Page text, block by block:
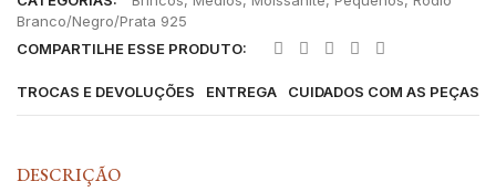
Branco/Negro/Prata 925
COMPARTILHE ESSE PRODUTO:
TROCAS E DEVOLUÇÕES ENTREGA CUIDADOS COM AS PEÇAS
DESCRIÇÃO